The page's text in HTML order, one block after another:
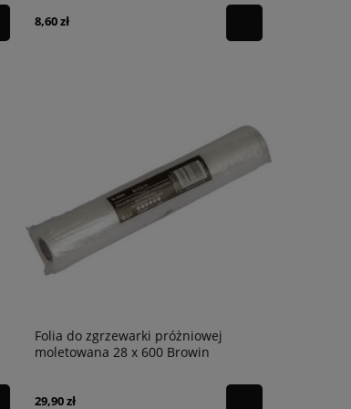
8,60 zł
Folia do zgrzewarki próżniowej
moletowana 28 x 600 Browin
29,90 zł